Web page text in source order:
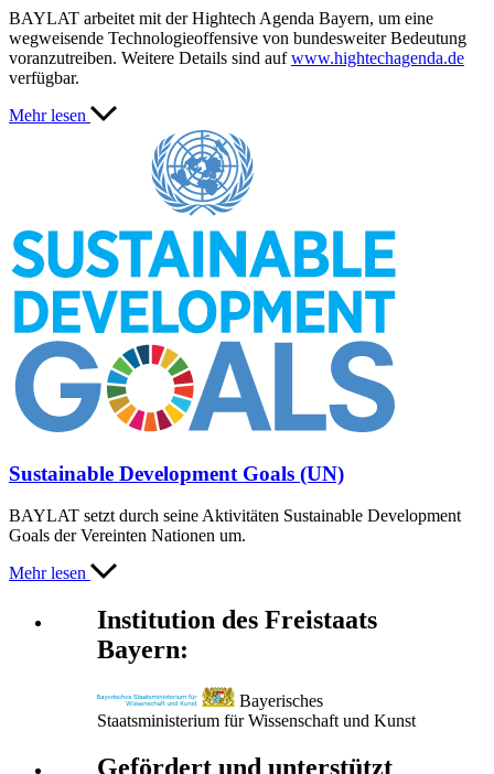
BAYLAT arbeitet mit der Hightech Agenda Bayern, um eine
wegweisende Technologieoffensive von bundesweiter Bedeutung
voranzutreiben. Weitere Details sind aufwww.hightechagenda.de
verfügbar.
Mehr lesen
Sustainable Development Goals (UN)
BAYLAT setzt durch seine Aktivitäten Sustainable Development
Goals der Vereinten Nationen um.
Mehr lesen
Institution des Freistaats
Bayern:
Bayerisches
Staatsministerium für Wissenschaft und Kunst
Gefördert und unterstützt